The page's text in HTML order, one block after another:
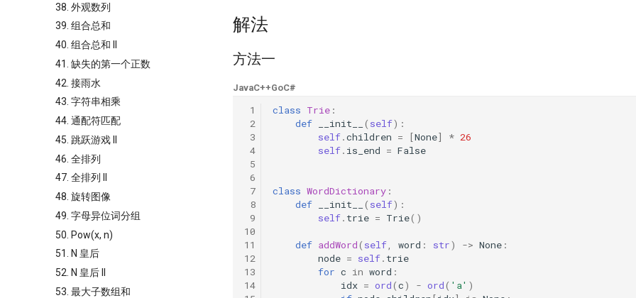
38. 外观数列
39. 组合总和
40. 组合总和 II
41. 缺失的第一个正数
42. 接雨水
43. 字符串相乘
44. 通配符匹配
45. 跳跃游戏 II
46. 全排列
47. 全排列 II
48. 旋转图像
49. 字母异位词分组
50. Pow(x, n)
51. N 皇后
52. N 皇后 II
53. 最大子数组和
解法
方法一
JavaC++GoC#
1
2
3
4
5
6
7
8
9
10
11
12
13
14
class Trie :
def
__init__ ( self):
self.children = [None] * 26
self. is_end = False
class WordDictionary :
def
__init__ ( self):
self. trie = Trie()
def addWord( self, word : str) -> None :
node = self. trie
for c in word :
idx = ord(c) - ord( 'a' )